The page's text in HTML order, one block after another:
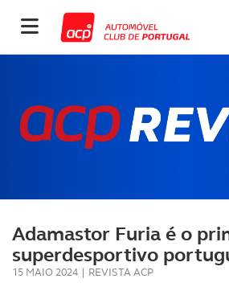
Adamastor Furia é o
superdesportivo
15 MAIO 2024 | REVISTA ACP